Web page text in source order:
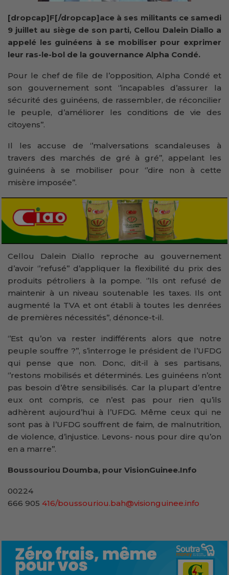
[dropcap]F[/dropcap]ace à ses militants ce samedi
9 juillet au siège de son parti, Cellou Dalein Diallo a
appelé les guinéens à se mobiliser pour exprimer
leur ras-le-bol de la gouvernance Alpha Condé.
Pour le chef de file de l’opposition, Alpha Condé et
son gouvernement sont ‘’incapables d’assurer la
sécurité des guinéens, de rassembler, de réconcilier
le peuple, d’améliorer les conditions de vie des
citoyens’’.
Il les accuse de ‘’malversations scandaleuses à
travers des marchés de gré à gré’’, appelant les
guinéens à se mobiliser pour ‘’dire non à cette
misère imposée’’.
Cellou Dalein Diallo reproche au gouvernement
d’avoir ‘’refusé’’ d’appliquer la flexibilité du prix des
produits pétroliers à la pompe. ‘’Ils ont refusé de
maintenir à un niveau soutenable les taxes. Ils ont
augmenté la TVA et ont établi à toutes les denrées
de premières nécessités’’, dénonce-t-il.
‘’Est qu’on va rester indifférents alors que notre
peuple souffre ?’’, s’interroge le président de l’UFDG
qui pense que non. Donc, dit-il à ses partisans,
‘’restons mobilisés et déterminés. Les guinéens n’ont
pas besoin d’être sensibilisés. Car la plupart d’entre
eux ont compris, ce n’est pas pour rien qu’ils
adhèrent aujourd’hui à l’UFDG. Même ceux qui ne
sont pas à l’UFDG souffrent de faim, de malnutrition,
de violence, d’injustice. Levons- nous pour dire qu’on
en a marre’’.
Boussouriou Doumba, pour VisionGuinee.Info
00224
666 905 416/boussouriou.bah@visionguinee.info